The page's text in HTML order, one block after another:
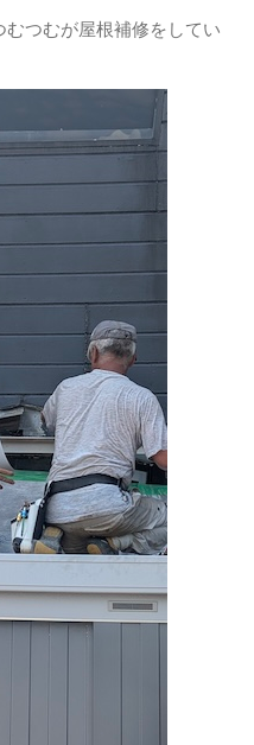
つむが屋根補修をしてい